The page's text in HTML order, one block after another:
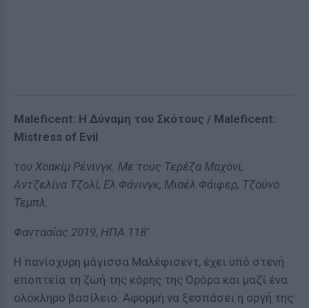
Maleficent: Η Δύναμη του Σκότους / Maleficent:
Mistress of Evil
του Χοακίμ Ρένινγκ. Με τους Τερέζα Μαχόνι,
Αντζελίνα Τζολί, Ελ Φάνινγκ, Μισέλ Φάιφερ, Τζούνο
Τεμπλ.
Φαντασίας 2019, ΗΠΑ 118’
Η πανίσχυρη μάγισσα Μαλέφισεντ, έχει υπό στενή
εποπτεία τη ζωή της κόρης της Ορόρα και μαζί ένα
ολόκληρο βασίλειο. Αφορμή να ξεσπάσει η οργή της